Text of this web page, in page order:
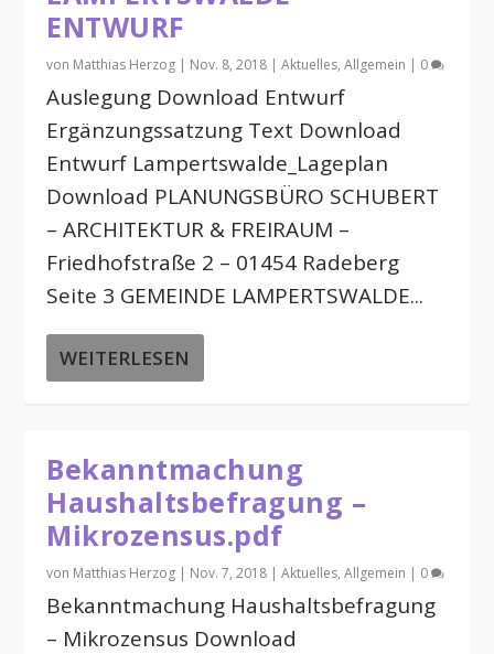
ENTWURF
von Matthias Herzog | Nov. 8, 2018 |Aktuelles,Allgemein | 0
Auslegung Download Entwurf
Ergänzungssatzung Text Download
Entwurf Lampertswalde_Lageplan
Download PLANUNGSBÜRO SCHUBERT
– ARCHITEKTUR & FREIRAUM –
Friedhofstraße 2 – 01454 Radeberg
Seite 3 GEMEINDE LAMPERTSWALDE...
WEITERLESEN
Bekanntmachung
Haushaltsbefragung –
Mikrozensus.pdf
von Matthias Herzog | Nov. 7, 2018 |Aktuelles,Allgemein | 0
Bekanntmachung Haushaltsbefragung
– Mikrozensus Download